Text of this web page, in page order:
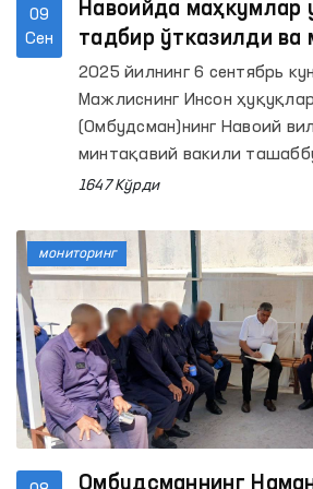
09
Сен
Навоийда маҳкумлар
тадбир ўтказилди ва
ташрифи амалга
2025 йилнинг 6 сентябрь
Мажлиснинг Инсон
(Омбудсман)нинг Навоий
минтақавий вакили
Мустақилликнинг 34
колонияларида маданий
ўтказилди.
1647 Кўрди
Омбудсманнинг
мониторинг